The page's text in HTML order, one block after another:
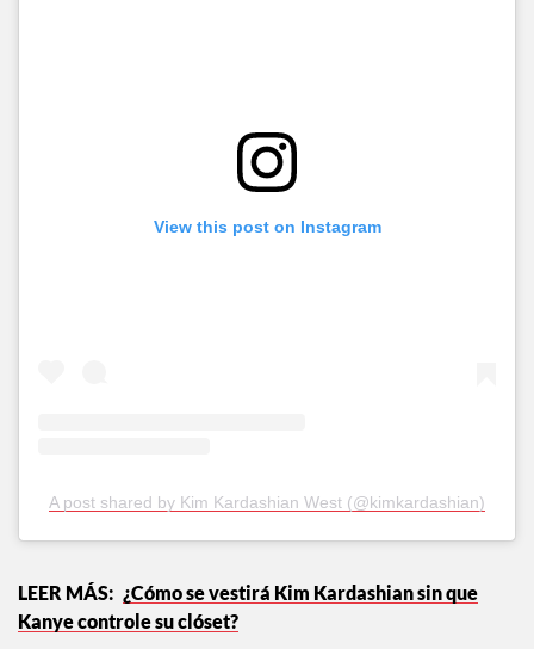
¿Cómo se vestirá Kim Kardashian sin que